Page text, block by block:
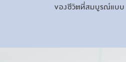
ของชีวิตที่สมบูรณ์แบบ